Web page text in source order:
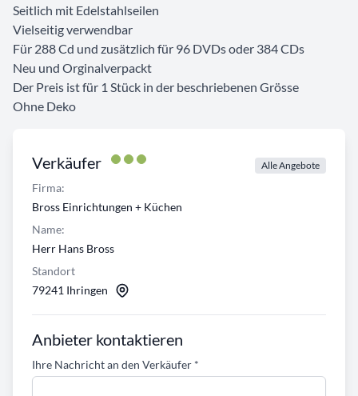
Verkäufer Alle Angebote
Firma:
Bross Einrichtungen + Küchen
Name:
Herr Hans Bross
Standort
79241 Ihringen
Anbieter kontaktieren
Ihre Nachricht an den Verkäufer *
Seitlich mit Edelstahlseilen
Vielseitig verwendbar
Für 288 Cd und zusätzlich für 96 DVDs oder 384 CDs
Neu und Orginalverpackt
Der Preis ist für 1 Stück in der beschriebenen Grösse
Ohne Deko